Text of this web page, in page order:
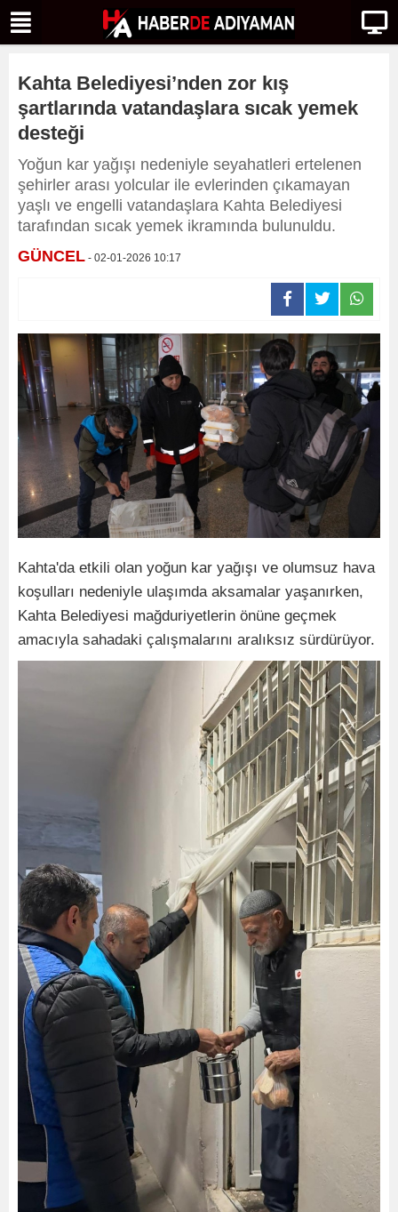
Kahta Belediyesi’nden zor kış
şartlarında vatandaşlara sıcak yemek
desteği
Yoğun kar yağışı nedeniyle seyahatleri ertelenen
şehirler arası yolcular ile evlerinden çıkamayan
yaşlı ve engelli vatandaşlara Kahta Belediyesi
tarafından sıcak yemek ikramında bulunuldu.
GÜNCEL - 02-01-2026 10:17
Kahta'da etkili olan yoğun kar yağışı ve olumsuz hava
koşulları nedeniyle ulaşımda aksamalar yaşanırken,
Kahta Belediyesi mağduriyetlerin önüne geçmek
amacıyla sahadaki çalışmalarını aralıksız sürdürüyor.